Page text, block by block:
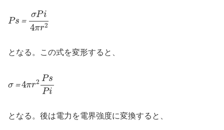
Ps
σP πr2
となる。この式を変形すると、
2 s Pi
となる。後は電力を電界強度に変換すると、